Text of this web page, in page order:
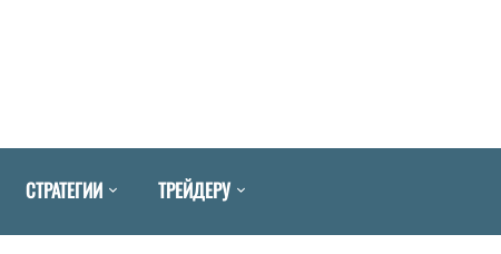
СТРАТЕГИИ ТРЕЙДЕРУ